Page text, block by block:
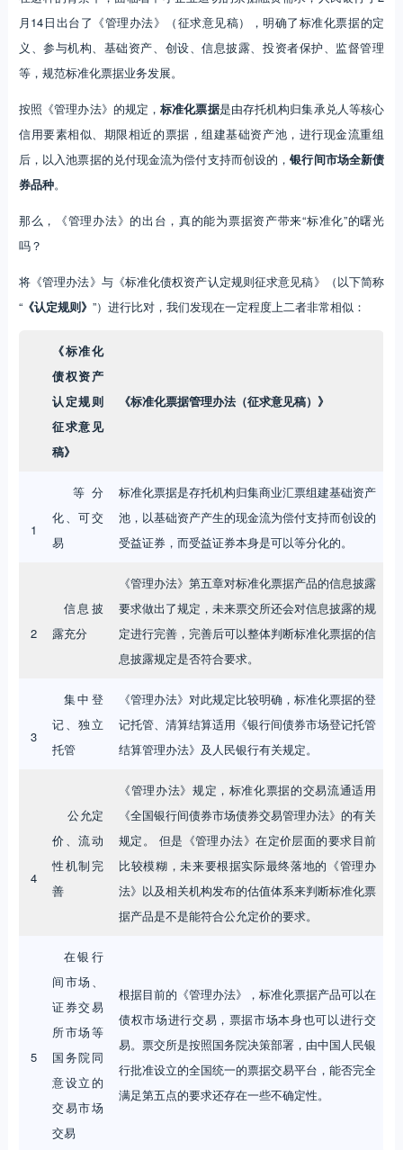
月14日出台了《管理办法》（征求意见稿），明确了标准化票据的定
义、参与机构、基础资产、创设、信息披露、投资者保护、监督管理
等，规范标准化票据业务发展。
按照《管理办法》的规定，标准化票据是由存托机构归集承兑人等核心
信用要素相似、期限相近的票据，组建基础资产池，进行现金流重组
后，以入池票据的兑付现金流为偿付支持而创设的，银行间市场全新债
券品种。
那么，《管理办法》的出台，真的能为票据资产带来“标准化”的曙光
吗？
将《管理办法》与《标准化债权资产认定规则征求意见稿》（以下简称
“《认定规则》 ”）进行比对，我们发现在一定程度上二者非常相似：
《标准化
债权资产
认定规则
征求意见
稿》
《标准化票据管理办法（征求意见稿）》
1
等分
化、可交
易
标准化票据是存托机构归集商业汇票组建基础资产
池，以基础资产产生的现金流为偿付支持而创设的
受益证券，而受益证券本身是可以等分化的。
2
信息披
露充分
《管理办法》第五章对标准化票据产品的信息披露
要求做出了规定，未来票交所还会对信息披露的规
定进行完善，完善后可以整体判断标准化票据的信
息披露规定是否符合要求。
3
集中登
记、独立
托管
《管理办法》对此规定比较明确，标准化票据的登
记托管、清算结算适用《银行间债券市场登记托管
结算管理办法》及人民银行有关规定。
4
公允定
价、流动
性机制完
善
《管理办法》规定，标准化票据的交易流通适用
《全国银行间债券市场债券交易管理办法》的有关
规定。 但是《管理办法》在定价层面的要求目前
比较模糊，未来要根据实际最终落地的《管理办
法》以及相关机构发布的估值体系来判断标准化票
据产品是不是能符合公允定价的要求。
5
在银行
间市场、
证券交易
所市场等
国务院同
意设立的
交易市场
交易
根据目前的《管理办法》，标准化票据产品可以在
债权市场进行交易，票据市场本身也可以进行交
易。票交所是按照国务院决策部署，由中国人民银
行批准设立的全国统一的票据交易平台，能否完全
满足第五点的要求还存在一些不确定性。